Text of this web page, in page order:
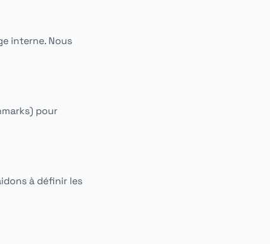
interne. Nous
pour
à définir les